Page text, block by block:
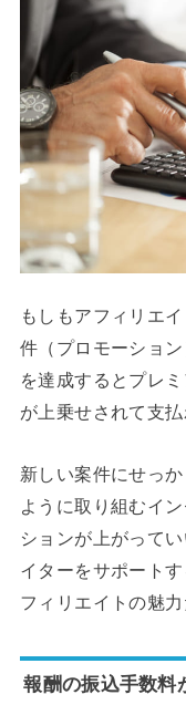
もしもアフィリエ
件（プロモーショ
を達成するとプレ
が上乗せされて支払
新しい案件にせっ
ように取り組むイ
ションが上がって
イターをサポート
フィリエイトの魅力
報酬の振込手数料